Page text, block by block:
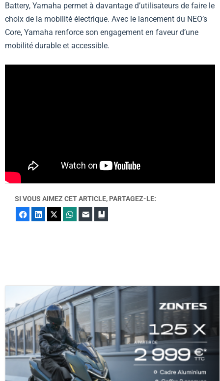
Battery, Yamaha permet à davantage d’utilisateurs de faire le
choix de la mobilité électrique. Avec le lancement du NEO’s
Core, Yamaha renforce son engagement en faveur d’une
mobilité durable et accessible.
SI VOUS AIMEZ CET ARTICLE, PARTAGEZ-LE:
FacebookLinkedIn WhatsApp
E-mail